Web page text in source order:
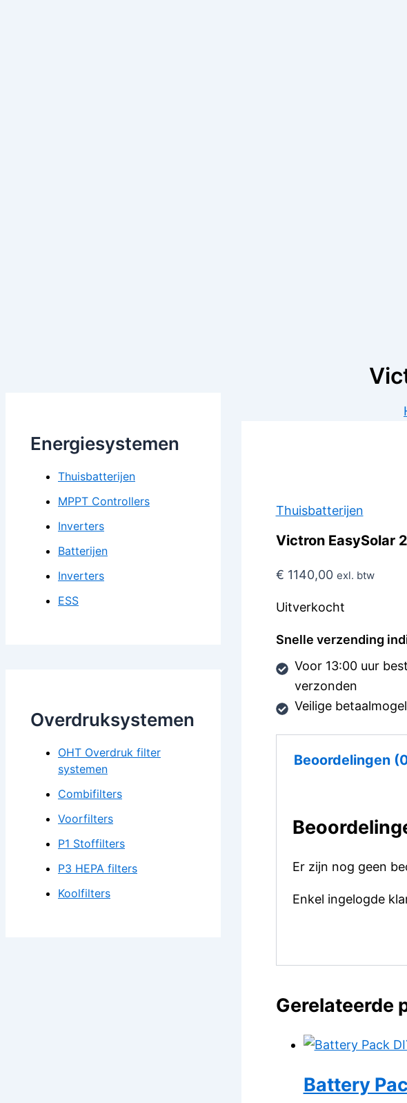
Energiesystemen
Thuisbatterijen
MPPT Controllers
Inverters
Batterijen
Inverters
ESS
Overdruksystemen
OHT Overdruk filter
systemen
Combifilters
Voorfilters
P1 Stoffilters
P3 HEPA filters
Koolfilters
Thuisbatterijen
Victron EasySolar
€ 1140,00 exl. btw
Uitverkocht
Snelle verzending
Voor 13:00 uur
verzonden
Veilige
Beoordelingen
Er zijn nog geen
Enkel ingelogde
Gerelateerde
Battery